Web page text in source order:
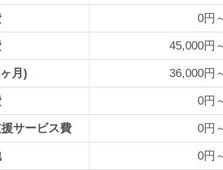
0円
45,000円
月) 36,000円
0円
サービス費 0円
0円